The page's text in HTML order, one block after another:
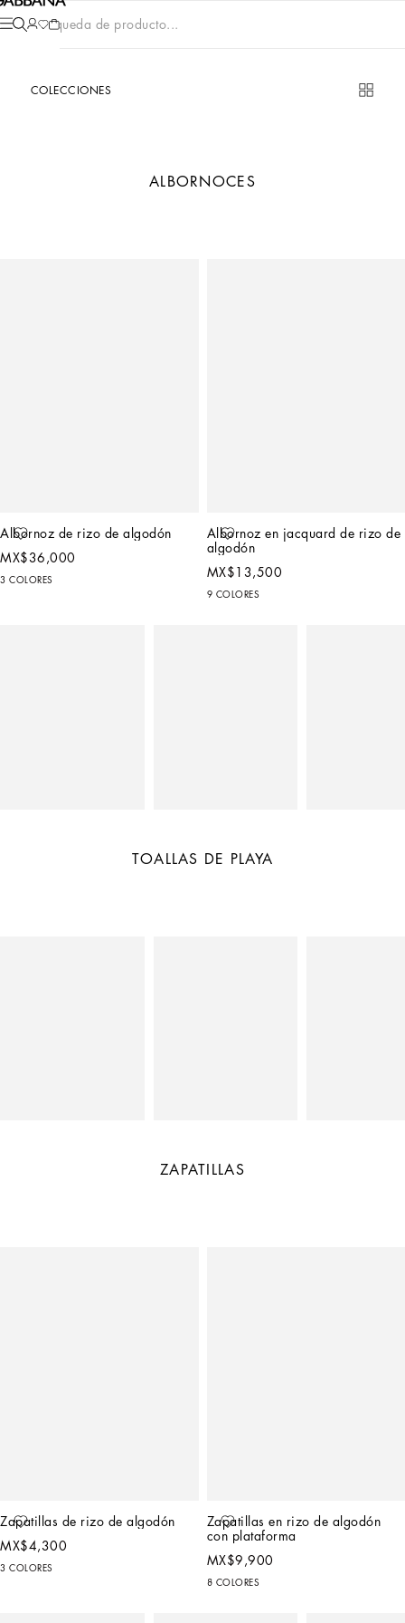
Búsqueda de producto...
COLECCIONES
ALBORNOCES
Albornoz de rizo de algodón
MX$36,000
3 COLORES
Albornoz en jacquard de rizo de
algodón
MX$13,500
9 COLORES
TOALLAS DE PLAYA
ZAPATILLAS
Zapatillas de rizo de algodón
MX$4,300
3 COLORES
Zapatillas en rizo de algodón
con plataforma
MX$9,900
8 COLORES